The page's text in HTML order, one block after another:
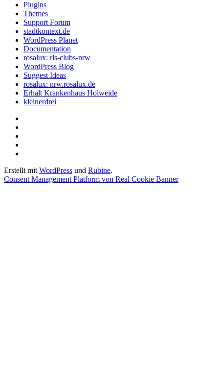
Plugins
Themes
Support Forum
stadtkontext.de
WordPress Planet
Documentation
rosalux: rls-clubs-nrw
WordPress Blog
Suggest Ideas
rosalux: nrw.rosalux.de
Erhalt Krankenhaus Holweide
kleinerdrei
Einstellungen
Erstellt mit WordPress und Rubine.
Consent Management Platform von Real Cookie Banner